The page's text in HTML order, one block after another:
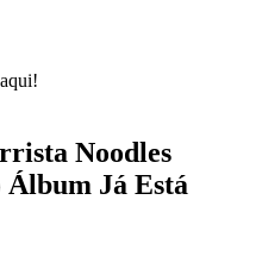
Noodles
Já Está